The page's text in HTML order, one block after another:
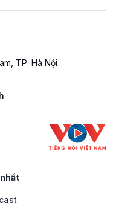
TP. Hà Nội